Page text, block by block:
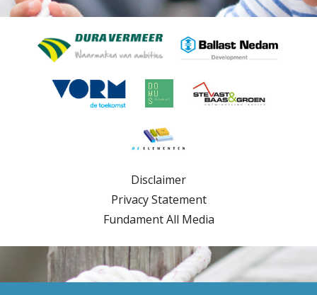
Disclaimer
Privacy Statement
Fundament All Media